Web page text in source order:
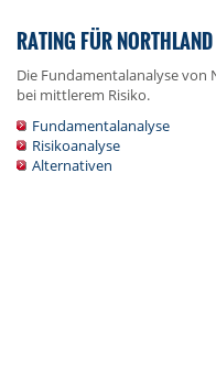
RATING FÜR
Die Fundamentalanalyse von
bei mittlerem Risiko.
Fundamentalanalyse
Risikoanalyse
Alternativen